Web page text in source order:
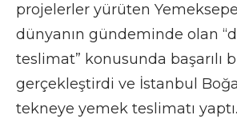
projelerler yürüten
dünyanın gündeminde olan
teslimat” konusunda başarılı
gerçekleştirdi ve İstanbul
tekneye yemek teslimatı yaptı.